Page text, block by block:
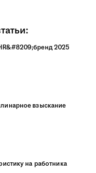
2025
взыскание
на работника